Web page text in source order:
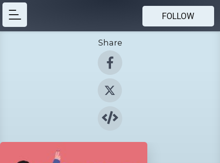
FOLLOW
Share